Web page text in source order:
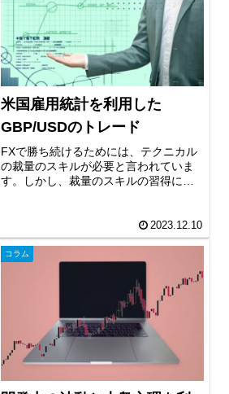
米国雇用統計を利用した
GBP/USDのトレード
FXで勝ち続けるためには、テクニカル
の裁量のスキルが必要と言われていま
す。しかし、裁量のスキルの習得に
を用いて時短で波動と大衆心理を利用
した手法の開発に取り組んでいます。
今...
2023.12.10
コラム